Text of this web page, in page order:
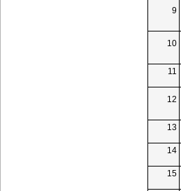
9
10
11
12
13
14
15